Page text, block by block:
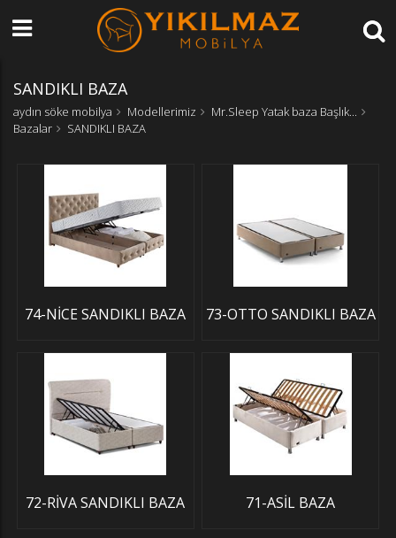
SANDIKLI BAZA
aydın söke mobilya Modellerimiz
Mr.Sleep Yatak baza Başlık...
Bazalar
SANDIKLI BAZA
74-NİCE SANDIKLI BAZA 73-OTTO SANDIKLI BAZA
72-RİVA SANDIKLI BAZA 71-ASİL BAZA